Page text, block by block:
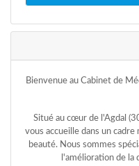
Bienvenue au Cabinet de
Situé au cœur de l'Agdal
vous accueille dans un
beauté. Nous sommes
l'amélioration de la